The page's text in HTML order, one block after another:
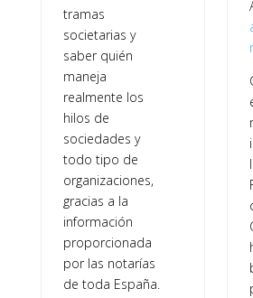
tramas
societarias y
saber quién
maneja
realmente los
hilos de
sociedades y
todo tipo de
organizaciones,
gracias a la
información
proporcionada
por las notarías
de toda España.